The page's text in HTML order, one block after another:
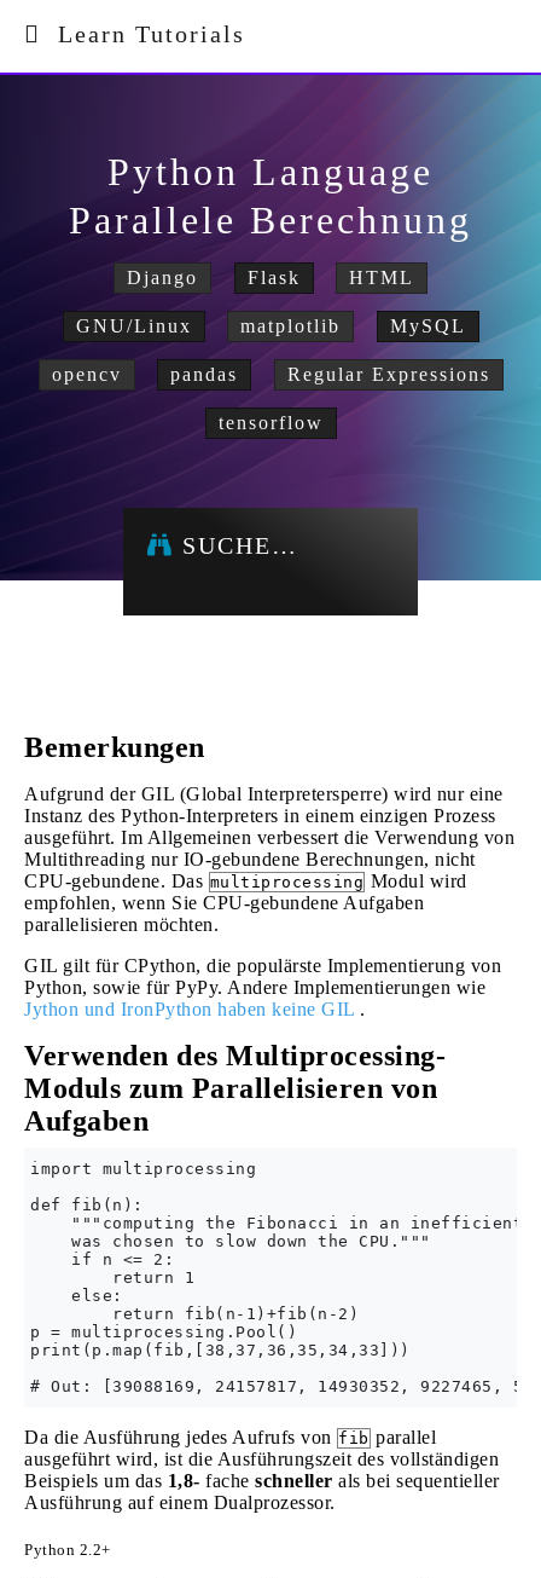
Learn Tutorials
Python Language
Parallele Berechnung
Django Flask HTML
GNU/Linux matplotlib MySQL
opencv pandas Regular Expressions
tensorflow
SUCHE…
Bemerkungen
Aufgrund der GIL (Global Interpretersperre) wird nur eine
Instanz des Python-Interpreters in einem einzigen Prozess
ausgeführt. Im Allgemeinen verbessert die Verwendung von
Multithreading nur IO-gebundene Berechnungen, nicht
CPU-gebundene. Das multiprocessing Modul wird
empfohlen, wenn Sie CPU-gebundene Aufgaben
parallelisieren möchten.
GIL gilt für CPython, die populärste Implementierung von
Python, sowie für PyPy. Andere Implementierungen wie
Jython und IronPython haben keine GIL .
Verwenden des Multiprocessing-
Moduls zum Parallelisieren von
Aufgaben
import multiprocessing
def fib(n):
"""computing the Fibonacci in an inefficient
    was chosen to slow down the CPU."""
    if n <= 2:
        return 1
    else:
        return fib(n-1)+fib(n-2)
p = multiprocessing.Pool()
print(p.map(fib,[38,37,36,35,34,33]))
Da die Ausführung jedes Aufrufs von fib parallel
ausgeführt wird, ist die Ausführungszeit des vollständigen
Beispiels um das 1,8- fache schneller als bei sequentieller
Ausführung auf einem Dualprozessor.
Python 2.2+